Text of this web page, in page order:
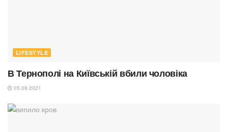
LIFESTYLE
В Тернополі на Київській вбили чоловіка
05.09.2021